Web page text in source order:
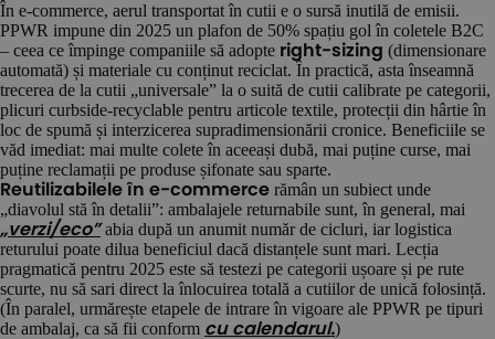
În e-commerce, aerul transportat în cutii e o sursă inutilă de emisii.
PPWR impune din 2025 un plafon de 50% spațiu gol în coletele B2C
– ceea ce împinge companiile să adopte right-sizing (dimensionare
automată) și materiale cu conținut reciclat. În practică, asta înseamnă
trecerea de la cutii „universale” la o suită de cutii calibrate pe categorii,
plicuri curbside-recyclable pentru articole textile, protecții din hârtie în
loc de spumă și interzicerea supradimensionării cronice. Beneficiile se
văd imediat: mai multe colete în aceeași dubă, mai puține curse, mai
puține reclamații pe produse șifonate sau sparte.
Reutilizabilele în e-commerce rămân un subiect unde
„diavolul stă în detalii”: ambalajele returnabile sunt, în general, mai
„verzi/eco”abia după un anumit număr de cicluri, iar logistica
returului poate dilua beneficiul dacă distanțele sunt mari. Lecția
pragmatică pentru 2025 este să testezi pe categorii ușoare și pe rute
scurte, nu să sari direct la înlocuirea totală a cutiilor de unică folosință.
(În paralel, urmărește etapele de intrare în vigoare ale PPWR pe tipuri
de ambalaj, ca să fii conform cu calendarul.)